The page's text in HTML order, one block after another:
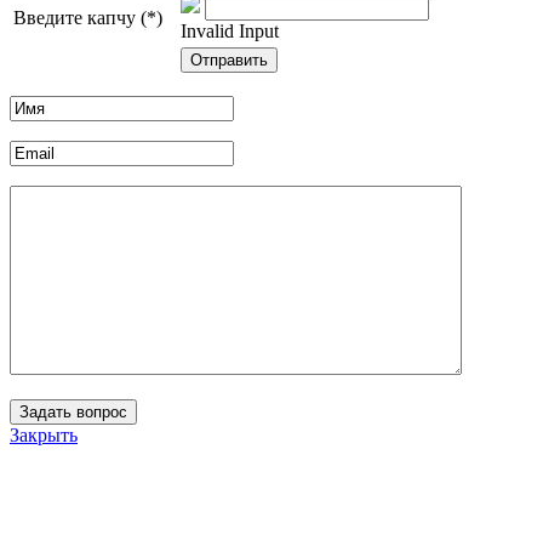
Введите капчу (*)
Invalid Input
Закрыть